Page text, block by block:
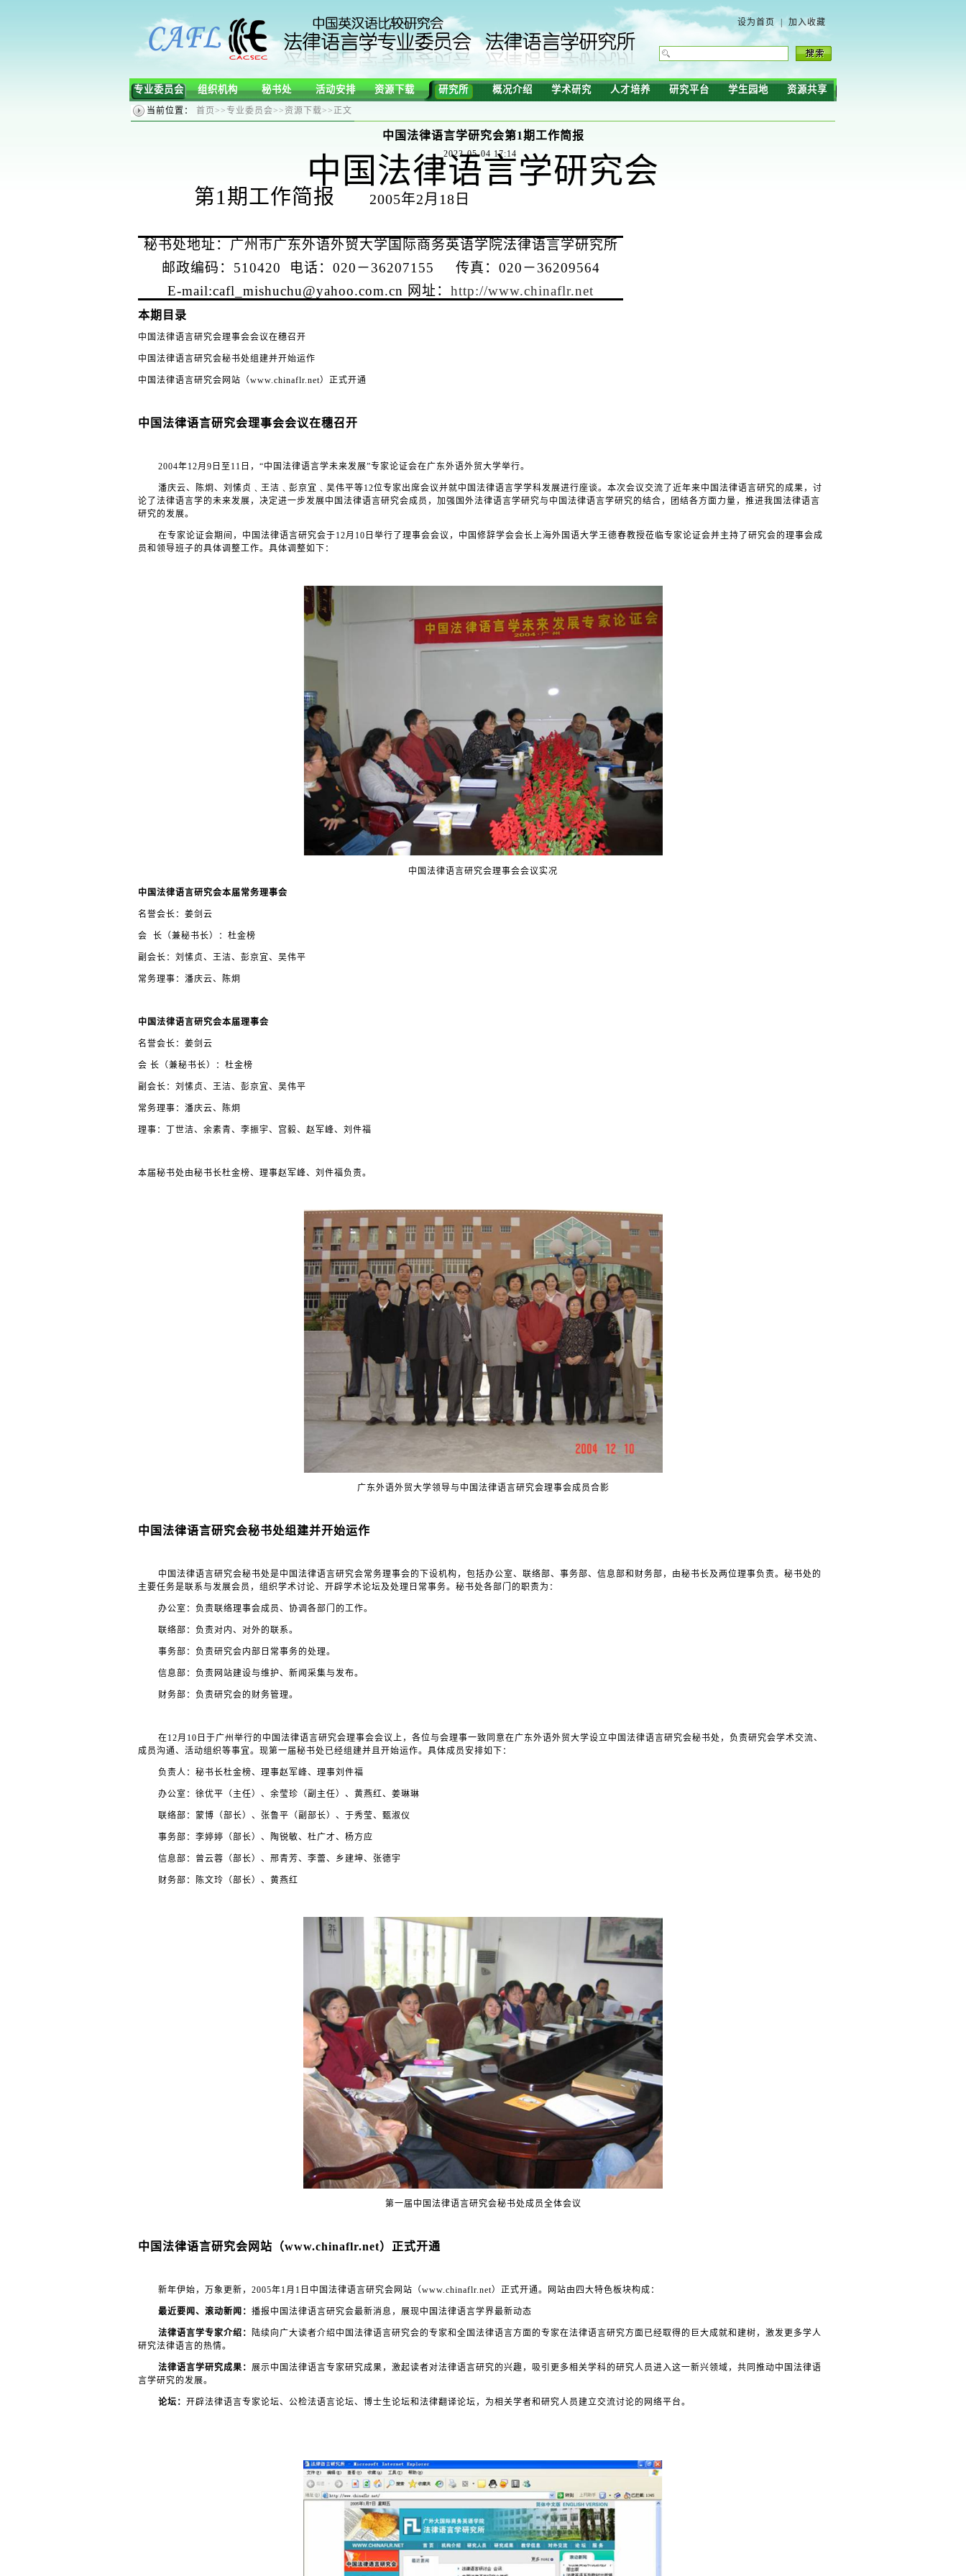
设为首页 | 加入收藏
专业委员会 组织机构 秘书处 活动安排 资源下载 研究所 概况介绍 学术研究 人才培养 研究平台 学生园地 资源共享
当前位置： 首页>>专业委员会>> 资源下载>>正文
中国法律语言学研究会第1期工作简报
2023-05-04 17:14
中国法律语言学研究会
第1 期工作简报 2005年2月 18 日
秘书处地址：广州市广东外语外贸大学国际商务英语学院法律语言学研究所
邮政编码： 510420 电话： 020－36207155 传真： 020－36209564
E-mail:cafl_mishuchu@yahoo.com.cn 网址： http://www.chinaflr.net
本期目录
中国法律语言研究会理事会会议在穗召开
中国法律语言研究会秘书处组建并开始运作
中国法律语言研究会网站（www.chinaflr.net）正式开通
中国法律语言研究会理事会会议在穗召开
2004年12月 9 日至 11 日，“中国法律语言学未来发展”专家论证会在广东外语外贸大学举行。
潘庆云、陈炯、刘愫贞﹑王洁﹑彭京宜﹑吴伟平等12位专家出席会议并就中国法律语言学学科发展进行座谈。本次会议交流了近年来中国法律语言研究的成果，讨
论了法律语言学的未来发展，决定进一步发展中国法律语言研究会成员，加强国外法律语言学研究与中国法律语言学研究的结合，团结各方面力量，推进我国法律语言
研究的发展。
在专家论证会期间，中国法律语言研究会于12月 10 日举行了理事会会议，中国修辞学会会长上海外国语大学王德春教授莅临专家论证会并主持了研究会的理事会成
员和领导班子的具体调整工作。具体调整如下：
中国法律语言研究会理事会会议实况
中国法律语言研究会本届常务理事会
名誉会长：姜剑云
会 长（兼秘书长）：杜金榜
副会长：刘愫贞、王洁、彭京宜、吴伟平
常务理事：潘庆云、陈炯
中国法律语言研究会本届理事会
名誉会长：姜剑云
会 长（兼秘书长）：杜金榜
副会长：刘愫贞、王洁、彭京宜、吴伟平
常务理事：潘庆云、陈炯
理事：丁世洁、余素青、李振宇、宫毅、赵军峰、刘件福
本届秘书处由秘书长杜金榜、理事赵军峰、刘件福负责。
广东外语外贸大学领导与中国法律语言研究会理事会成员合影
中国法律语言研究会秘书处组建并开始运作
中国法律语言研究会秘书处是中国法律语言研究会常务理事会的下设机构，包括办公室、联络部、事务部、信息部和财务部，由秘书长及两位理事负责。秘书处的
主要任务是联系与发展会员，组织学术讨论、开辟学术论坛及处理日常事务。秘书处各部门的职责为：
办公室：负责联络理事会成员、协调各部门的工作。
联络部：负责对内、对外的联系。
事务部：负责研究会内部日常事务的处理。
信息部：负责网站建设与维护、新闻采集与发布。
财务部：负责研究会的财务管理。
在12月 10 日于广州举行的中国法律语言研究会理事会会议上，各位与会理事一致同意在广东外语外贸大学设立中国法律语言研究会秘书处，负责研究会学术交流、
成员沟通、活动组织等事宜。现第一届秘书处已经组建并且开始运作。具体成员安排如下：
负责人：秘书长杜金榜、理事赵军峰、理事刘件福
办公室：徐优平（主任）、余莹珍（副主任）、黄燕红、姜琳琳
联络部：蒙博（部长）、张鲁平（副部长）、于秀莹、甄淑仪
事务部：李婷婷（部长）、陶锐敏、杜广才、杨方应
信息部：曾云蓉（部长）、邢青芳、李蕾、乡建坤、张德宇
财务部：陈文玲（部长）、黄燕红
第一届中国法律语言研究会秘书处成员全体会议
中国法律语言研究会网站（www.chinaflr.net）正式开通
新年伊始，万象更新， 2005年1月 1 日中国法律语言研究会网站（www.chinaflr.net）正式开通。网站由四大特色板块构成：
最近要闻、滚动新闻： 播报中国法律语言研究会最新消息，展现中国法律语言学界最新动态
法律语言学专家介绍：
陆续向广大读者介绍中国法律语言研究会的专家和全国法律语言方面的专家在法律语言研究方面已经取得的巨大成就和建树，激发更多学人
研究法律语言的热情。
法律语言学研究成果： 展示中国法律语言专家研究成果，激起读者对法律语言研究的兴趣，吸引更多相关学科的研究人员进入这一新兴领域，共同推动中国法律语
言学研究的发展。
论坛： 开辟法律语言专家论坛、公检法语言论坛、博士生论坛和法律翻译论坛，为相关学者和研究人员建立交流讨论的网络平台。